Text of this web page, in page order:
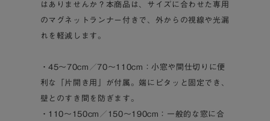
はありませんか？本商品は、サイズに合わせた専用
のマグネットランナー付きで、外からの視線や光漏
れを軽減します。
・45～70cm／70～110cm：小窓や間仕切りに便
利な「片開き用」が付属。端にピタッと固定でき、
壁とのすき間を防ぎます。
・110～150cm／150～190cm：一般的な窓に合